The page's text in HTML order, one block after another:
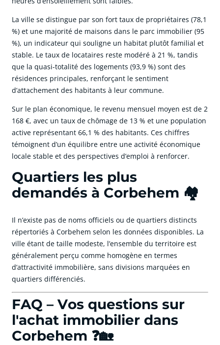
La ville se distingue par son fort taux de propriétaires (78,1
%) et une majorité de maisons dans le parc immobilier (95
%), un indicateur qui souligne un habitat plutôt familial et
stable. Le taux de locataires reste modéré à 21 %, tandis
que la quasi-totalité des logements (93,9 %) sont des
résidences principales, renforçant le sentiment
d’attachement des habitants à leur commune.
Sur le plan économique, le revenu mensuel moyen est de 2
168 €, avec un taux de chômage de 13 % et une population
active représentant 66,1 % des habitants. Ces chiffres
témoignent d’un équilibre entre une activité économique
locale stable et des perspectives d’emploi à renforcer.
Quartiers les plus
demandés à Corbehem 🏘️
Il n’existe pas de noms officiels ou de quartiers distincts
répertoriés à Corbehem selon les données disponibles. La
ville étant de taille modeste, l’ensemble du territoire est
généralement perçu comme homogène en termes
d’attractivité immobilière, sans divisions marquées en
quartiers différenciés.
FAQ – Vos questions sur
l'achat immobilier dans
Corbehem ❓🏡